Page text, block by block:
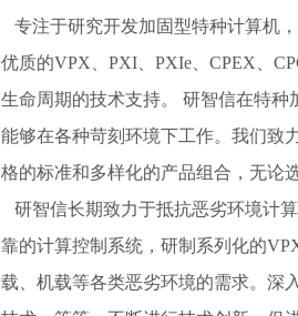
专注于研究开发加固型特种计算机
优质的VPX、PXI、PXIe、CPEX、
生命周期的技术支持。 研智信在特种
能够在各种苛刻环境下工作。我们致
格的标准和多样化的产品组合，无论
研智信长期致力于抵抗恶劣环境计
靠的计算控制系统，研制系列化的
载、机载等各类恶劣环境的需求。深